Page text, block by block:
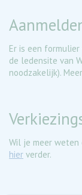
Er is een
de ledensite van
noodzakelijk).
Wil je meer weten
hier verder.